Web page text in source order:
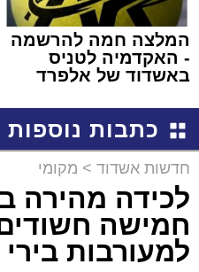
המלצה חמה להרשמה
- האקדמיה לטניס
באשדוד של אלפרד
כתבות נוספות
חדשות אשדוד > מקומי
לכידה מהירה
חמישה
למעורבות